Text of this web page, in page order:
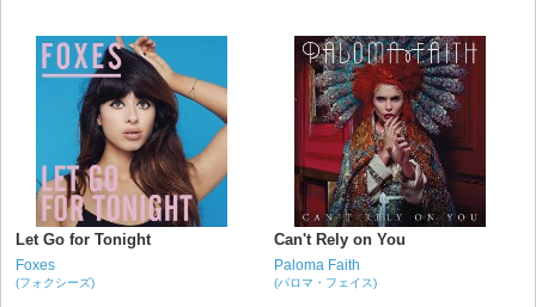
Let Go for Tonight
Foxes
(フォクシーズ)
Can't Rely on You
Paloma Faith
(パロマ・フェイス)